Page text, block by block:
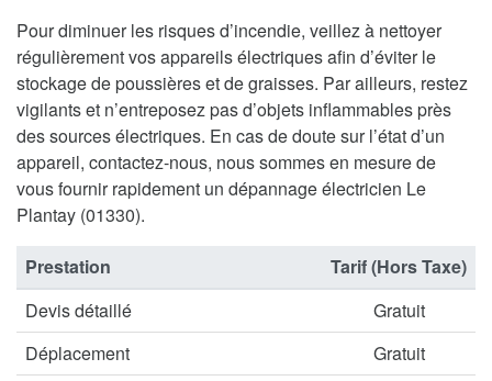
Pour diminuer les risques d’incendie, veillez à nettoyer
régulièrement vos appareils électriques afin d’éviter le
stockage de poussières et de graisses. Par ailleurs, restez
vigilants et n’entreposez pas d’objets inflammables près
des sources électriques. En cas de doute sur l’état d’un
appareil, contactez-nous, nous sommes en mesure de
vous fournir rapidement un dépannage électricien Le
Plantay (01330).
Prestation
Tarif (Hors Taxe)
Devis détaillé
Gratuit
Déplacement
Gratuit